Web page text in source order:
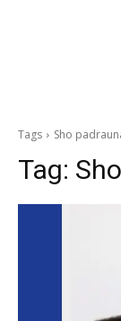
Tags Sho
Tag: